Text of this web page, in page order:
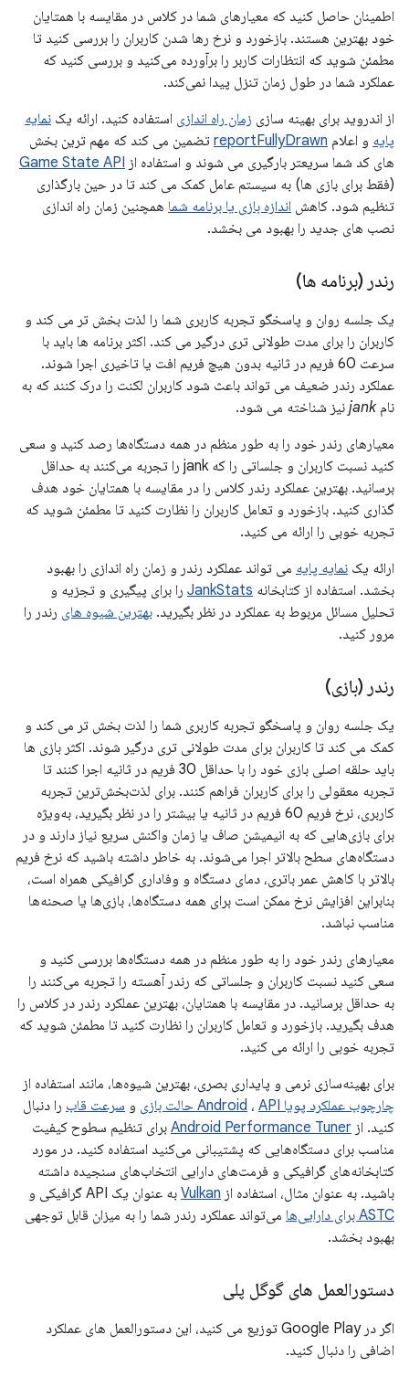
اطمینان حاصل کنید که معیارهای شما در کلاس در مقایسه با همتایان
خود بهترین هستند. بازخورد و نرخ رها شدن کاربران را بررسی کنید تا
مطمئن شوید که انتظارات کاربر را برآورده می‌کنید و بررسی کنید که
عملکرد شما در طول زمان تنزل پیدا نمی‌کند.
از اندروید برای بهینه سازی زمان راه اندازی استفاده کنید. ارائه یک نمایه
پایه و اعلام reportFullyDrawn تضمین می کند که مهم ترین بخش
های کد شما سریعتر بارگیری می شوند و استفاده از Game State API
(فقط برای بازی ها) به سیستم عامل کمک می کند تا در حین بارگذاری
تنظیم شود. کاهش اندازه بازی یا برنامه شما همچنین زمان راه اندازی
نصب های جدید را بهبود می بخشد.
رندر (برنامه ها)
یک جلسه روان و پاسخگو تجربه کاربری شما را لذت بخش تر می کند و
کاربران را برای مدت طولانی تری درگیر می کند. اکثر برنامه ها باید با
سرعت 60 فریم در ثانیه بدون هیچ فریم افت یا تاخیری اجرا شوند.
عملکرد رندر ضعیف می تواند باعث شود کاربران لکنت را درک کنند که به
نامjank نیز شناخته می شود.
معیارهای رندر خود را به طور منظم در همه دستگاه‌ها رصد کنید و سعی
کنید نسبت کاربران و جلساتی را که jank را تجربه می‌کنند به حداقل
برسانید. بهترین عملکرد رندر کلاس را در مقایسه با همتایان خود هدف
گذاری کنید. بازخورد و تعامل کاربران را نظارت کنید تا مطمئن شوید که
تجربه خوبی را ارائه می کنید.
ارائه یک نمایه پایه می تواند عملکرد رندر و زمان راه اندازی را بهبود
بخشد. استفاده از کتابخانه JankStats را برای پیگیری و تجزیه و
تحلیل مسائل مربوط به عملکرد در نظر بگیرید. بهترین شیوه های رندر را
مرور کنید.
رندر (بازی)
یک جلسه روان و پاسخگو تجربه کاربری شما را لذت بخش تر می کند و
کمک می کند تا کاربران برای مدت طولانی تری درگیر شوند. اکثر بازی ها
باید حلقه اصلی بازی خود را با حداقل 30 فریم در ثانیه اجرا کنند تا
تجربه معقولی را برای کاربران فراهم کنند. برای لذت‌بخش‌ترین تجربه
کاربری، نرخ فریم 60 فریم در ثانیه یا بیشتر را در نظر بگیرید، به‌ویژه
برای بازی‌هایی که به انیمیشن صاف یا زمان واکنش سریع نیاز دارند و در
دستگاه‌های سطح بالاتر اجرا می‌شوند. به خاطر داشته باشید که نرخ فریم
بالاتر با کاهش عمر باتری، دمای دستگاه و وفاداری گرافیکی همراه است،
بنابراین افزایش نرخ ممکن است برای همه دستگاه‌ها، بازی‌ها یا صحنه‌ها
مناسب نباشد.
معیارهای رندر خود را به طور منظم در همه دستگاه‌ها بررسی کنید و
سعی کنید نسبت کاربران و جلساتی که رندر آهسته را تجربه می‌کنند را
به حداقل برسانید. در مقایسه با همتایان، بهترین عملکرد رندر در کلاس را
هدف بگیرید. بازخورد و تعامل کاربران را نظارت کنید تا مطمئن شوید که
تجربه خوبی را ارائه می کنید.
برای بهینه‌سازی نرمی و پایداری بصری، بهترین شیوه‌ها، مانند استفاده از
چارچوب عملکرد پویا Android
، API حالت بازی و سرعت قاب را دنبال
کنید. از Android Performance Tuner برای تنظیم سطوح کیفیت
مناسب برای دستگاه‌هایی که پشتیبانی می‌کنید استفاده کنید. در مورد
کتابخانه‌های گرافیکی و فرمت‌های دارایی انتخاب‌های سنجیده داشته
باشید. به عنوان مثال، استفاده از Vulkan به عنوان یک API گرافیکی و
ASTC برای دارایی‌ها
می‌تواند عملکرد رندر شما را به میزان قابل توجهی
بهبود بخشد.
دستورالعمل های گوگل پلی
اگر در Google Play توزیع می کنید، این دستورالعمل های عملکرد
اضافی را دنبال کنید.